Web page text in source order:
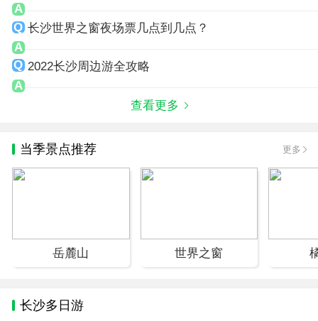
长沙世界之窗夜场票几点到几点？
2022长沙周边游全攻略
查看更多
当季景点推荐 更多
岳麓山 世界之窗
长沙多日游